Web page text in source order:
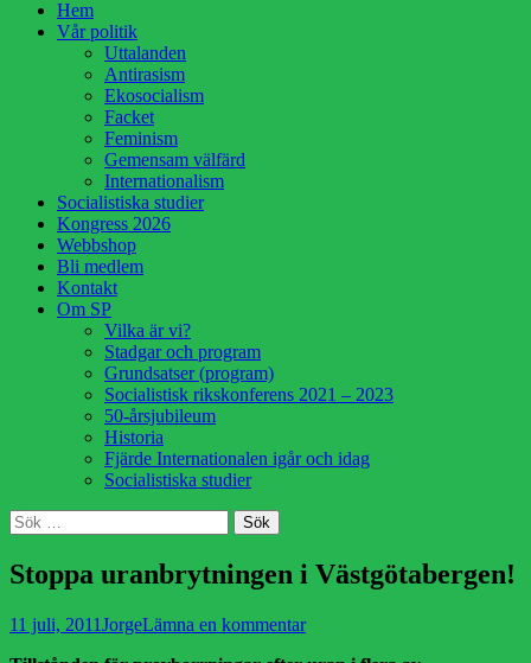
HoppaHem
Vår politik
Uttalanden
Antirasism
Ekosocialism
Facket
Feminism
Gemensam välfärd
Internationalism
Socialistiska studier
Kongress 2026
Webbshop
Bli medlem
Kontakt
Om SP
Vilka är vi?
Stadgar och program
Grundsatser (program)
Socialistisk rikskonferens 2021 – 2023
50-årsjubileum
Historia
Fjärde Internationalen igår och idag
Socialistiska studier
Sök
Sök
efter:
Stoppa uranbrytningen i Västgötabergen!
Publicerad
11 juli, 2011 Författare
JorgeLämna en kommentar